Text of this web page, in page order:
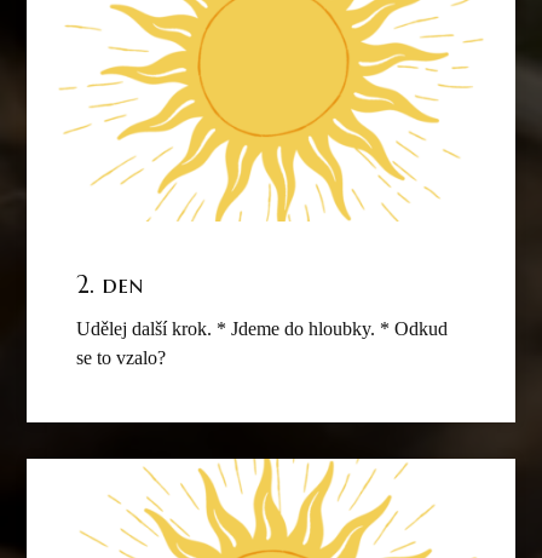
2. den
Udělej další krok. * Jdeme do hloubky. * Odkud
se to vzalo?